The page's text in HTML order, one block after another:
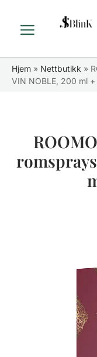
Hjem » Nettbutikk »
VIN NOBLE, 200 ml +